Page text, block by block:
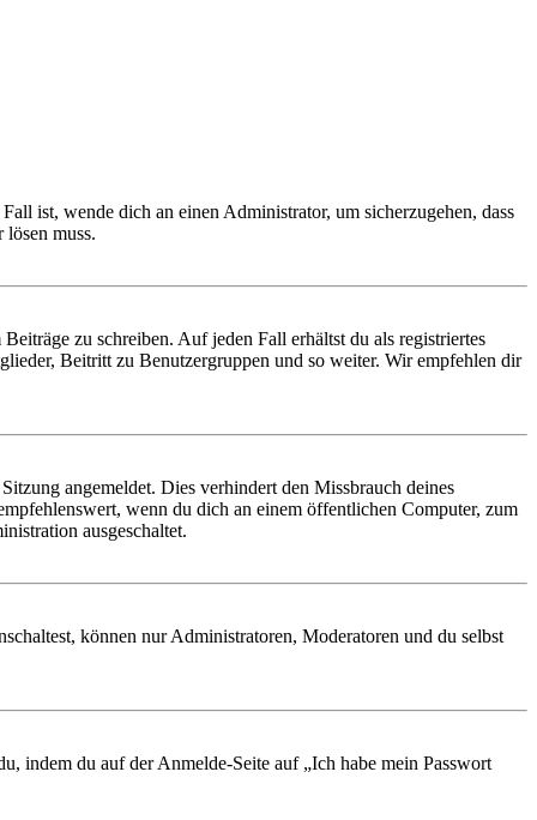
ist, wende dich an einen Administrator, um sicherzugehen, dass
muss.
zu schreiben. Auf jeden Fall erhältst du als registriertes
Beitritt zu Benutzergruppen und so weiter. Wir empfehlen dir
angemeldet. Dies verhindert den Missbrauch deines
wenn du dich an einem öffentlichen Computer, zum
ausgeschaltet.
können nur Administratoren, Moderatoren und du selbst
indem du auf der Anmelde-Seite auf „Ich habe mein Passwort